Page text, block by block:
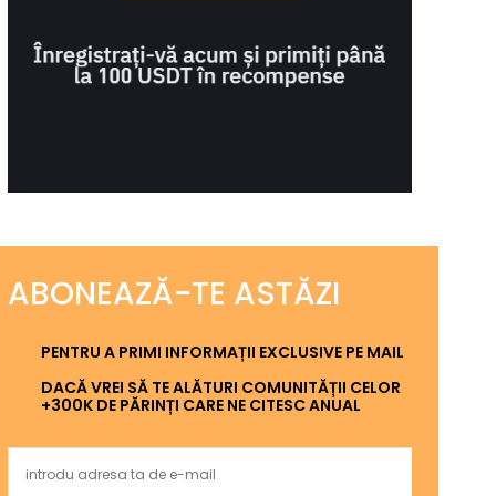
ABONEAZĂ-TE ASTĂZI
PENTRU A PRIMI INFORMAȚII EXCLUSIVE PE MAIL
DACĂ VREI SĂ TE ALĂTURI COMUNITĂȚII CELOR
+300K DE PĂRINȚI CARE NE CITESC ANUAL